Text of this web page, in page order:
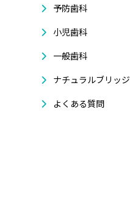
予防歯科
小児歯科
一般歯科
ナチュラルブリッジ
よくある質問